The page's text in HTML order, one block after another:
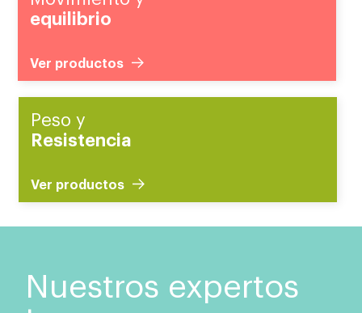
equilibrio
Ver productos
Peso y
Resistencia
Ver productos
Nuestros expertos